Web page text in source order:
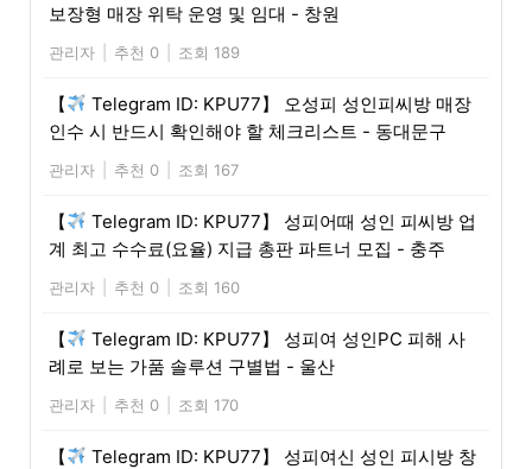
보장형 매장 위탁 운영 및 임대 - 창원
관리자 추천 0 조회 189
【
Telegram ID: KPU77】 오성피 성인피씨방 매장
인수 시 반드시 확인해야 할 체크리스트 - 동대문구
관리자 추천 0 조회 167
【
Telegram ID: KPU77】 성피어때 성인 피씨방 업
계 최고 수수료(요율) 지급 총판 파트너 모집 - 충주
관리자 추천 0 조회 160
【
Telegram ID: KPU77】 성피여 성인PC 피해 사
례로 보는 가품 솔루션 구별법 - 울산
관리자 추천 0 조회 170
【
Telegram ID: KPU77】 성피여신 성인 피시방 창